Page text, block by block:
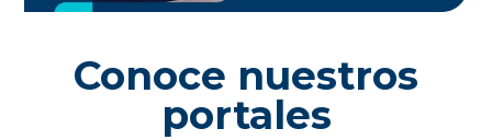
Conoce nuestros
portales